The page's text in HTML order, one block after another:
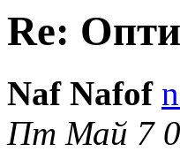
Re:
Naf Nafof
Пт Май 7